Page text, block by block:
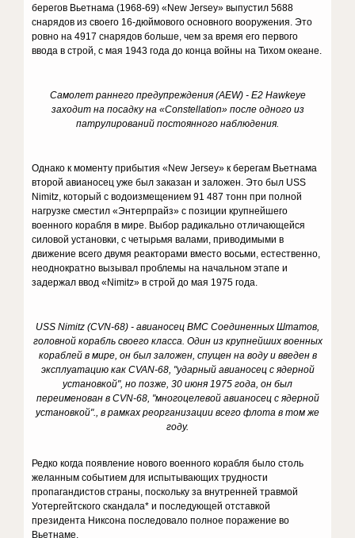
берегов Вьетнама (1968-69) «New Jersey» выпустил 5688
снарядов из своего 16-дюймового основного вооружения. Это
ровно на 4917 снарядов больше, чем за время его первого
ввода в строй, с мая 1943 года до конца войны на Тихом океане.
Самолет раннего предупреждения (AEW) - E2 Hawkeye
заходит на посадку на «Constellation» после одного из
патрулирований постоянного наблюдения.
Однако к моменту прибытия «New Jersey» к берегам Вьетнама
второй авианосец уже был заказан и заложен. Это был USS
Nimitz, который с водоизмещением 91 487 тонн при полной
нагрузке сместил «Энтерпрайз» с позиции крупнейшего
военного корабля в мире. Выбор радикально отличающейся
силовой установки, с четырьмя валами, приводимыми в
движение всего двумя реакторами вместо восьми, естественно,
неоднократно вызывал проблемы на начальном этапе и
задержал ввод «Nimitz» в строй до мая 1975 года.
USS Nimitz (CVN-68) - авианосец ВМС Соединенных Штатов,
головной корабль своего класса. Один из крупнейших военных
кораблей в мире, он был заложен, спущен на воду и введен в
эксплуатацию как CVAN-68, "ударный авианосец с ядерной
установкой", но позже, 30 июня 1975 года, он был
переименован в CVN-68, "многоцелевой авианосец с ядерной
установкой"., в рамках реорганизации всего флота в том же
году.
Редко когда появление нового военного корабля было столь
желанным событием для испытывающих трудности
пропагандистов страны, поскольку за внутренней травмой
Уотергейтского скандала* и последующей отставкой
президента Никсона последовало полное поражение во
Вьетнаме.